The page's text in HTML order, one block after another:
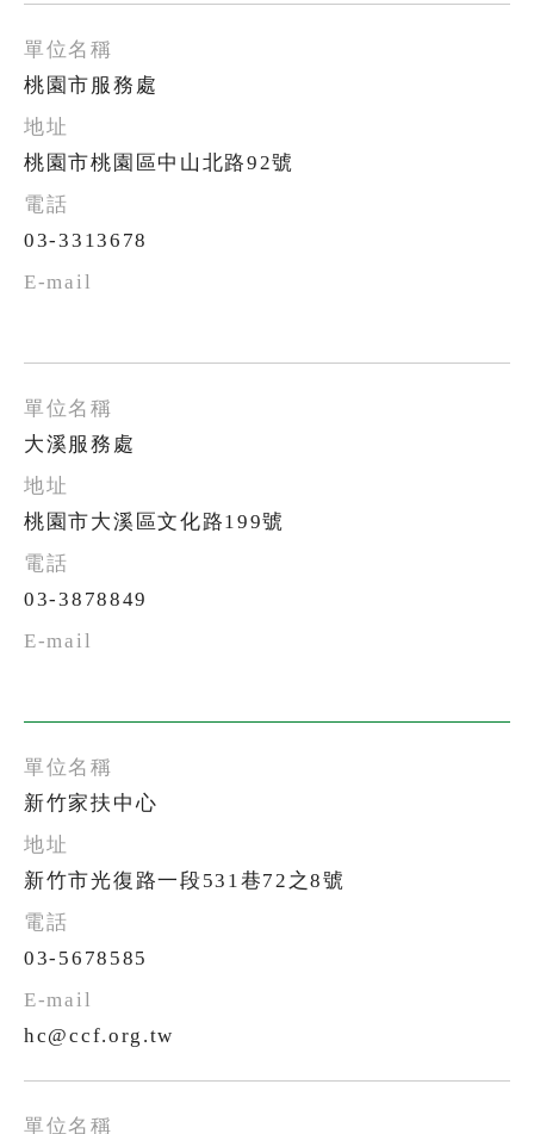
桃園市服務處
桃園市桃園區中山北路92號
03-3313678
大溪服務處
桃園市大溪區文化路199號
03-3878849
新竹家扶中心
新竹市光復路一段531巷72之8號
03-5678585
hc@ccf.org.tw